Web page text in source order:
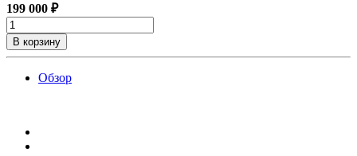
199 000 ₽
В корзину
Обзор